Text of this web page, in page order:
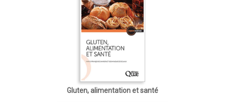
Gluten, alimentation et santé